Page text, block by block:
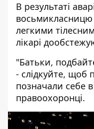
В результаті
восьмикласницю
легкими
лікарі
"Батьки,
- слідкуйте, щоб
позначали себе
правоохоронці.